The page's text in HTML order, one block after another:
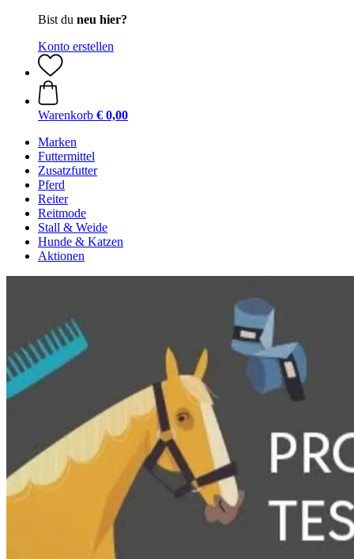
Bist du neu hier?
Konto erstellen
Warenkorb € 0,00
Marken
Futtermittel
Zusatzfutter
Pferd
Reiter
Reitmode
Stall & Weide
Hunde & Katzen
Aktionen